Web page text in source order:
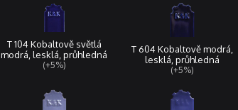
T 104 Kobaltově světlá
modrá, lesklá, průhledná
(+5%)
T 604 Kobaltově modrá,
lesklá, průhledná
(+5%)